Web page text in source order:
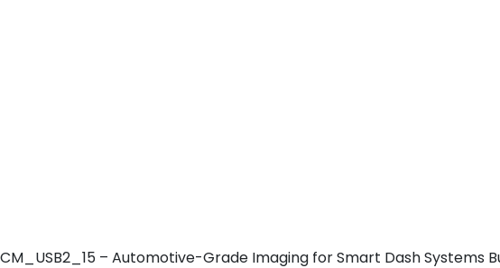
CM_USB2_15 – Automotive-Grade Imaging for Smart Dash Systems